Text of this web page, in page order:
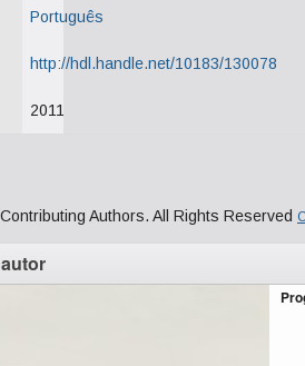
Português
http://hdl.handle.net/10183/130078
2011
Authors. All Rights Reserved